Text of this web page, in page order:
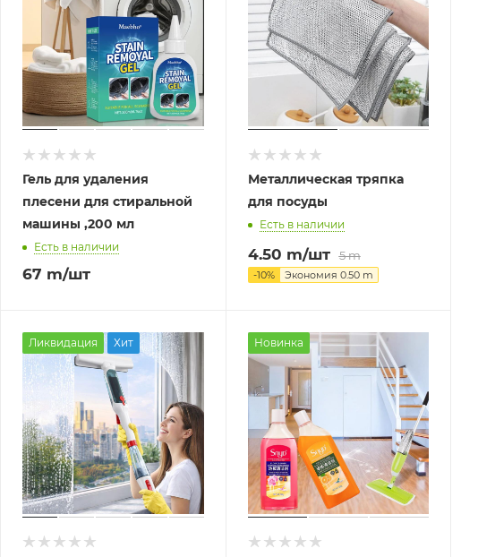
Гель для удаления
плесени для стиральной
машины ,200 мл
Есть в наличии
67 m/шт
Металлическая тряпка
для посуды
Есть в наличии
4.50 m/шт 5m
-10% Экономия 0.50m
Ликвидация Хит Новинка